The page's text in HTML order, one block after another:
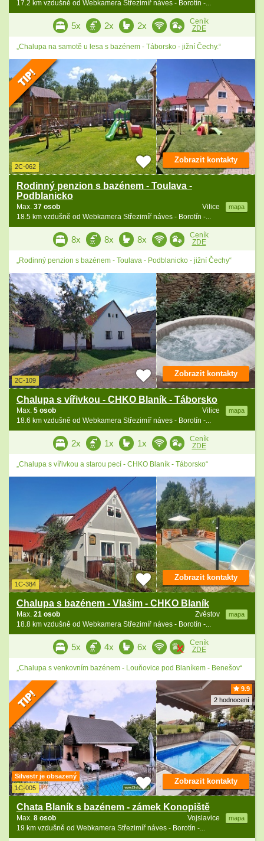
17.2 km vzdušně od Webkamera Střezimíř náves - Borotín -...
5x 2x 2x
Ceník
ZDE
„Chalupa na samotě u lesa s bazénem - Táborsko - jižní Čechy.“
2C-062
Rodinný penzion s bazénem - Toulava -
Podblanicko
Vilice mapa
Max. 37 osob
18.5 km vzdušně od Webkamera Střezimíř náves - Borotín -...
Zobrazit kontakty
8x 8x 8x
Ceník
ZDE
„Rodinný penzion s bazénem - Toulava - Podblanicko - jižní Čechy“
2C-109
Chalupa s vířivkou - CHKO Blaník - Táborsko
Vilice mapa
Max. 5 osob
18.6 km vzdušně od Webkamera Střezimíř náves - Borotín -...
Zobrazit kontakty
2x 1x 1x
Ceník
ZDE
„Chalupa s vířivkou a starou pecí - CHKO Blaník - Táborsko“
1C-384
Chalupa s bazénem - Vlašim - CHKO Blaník
Zvěstov mapa
Max. 21 osob
18.8 km vzdušně od Webkamera Střezimíř náves - Borotín -...
Zobrazit kontakty
5x 4x 6x
Ceník
ZDE
„Chalupa s venkovním bazénem - Louňovice pod Blaníkem - Benešov“
9.9
2 hodnocení
Silvestr je obsazený
1C-005
Chata Blaník s bazénem - zámek Konopiště
Vojslavice mapa
Max. 8 osob
19 km vzdušně od Webkamera Střezimíř náves - Borotín -...
Zobrazit kontakty